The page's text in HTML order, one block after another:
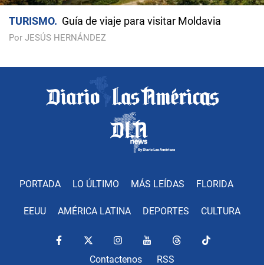
TURISMO Guía de viaje para visitar Moldavia
Por JESÚS HERNÁNDEZ
PORTADA LO ÚLTIMO MÁS LEÍDAS FLORIDA
EEUU AMÉRICA LATINA DEPORTES CULTURA
Contactenos RSS